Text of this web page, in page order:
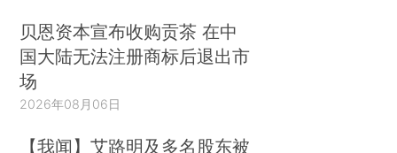
贝恩资本宣布收购贡茶 在中
国大陆无法注册商标后退出市
场
2026年08月06日
【我闻】艾路明及多名股东被